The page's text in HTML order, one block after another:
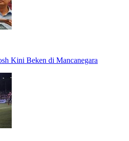
Kini Beken di Mancanegara